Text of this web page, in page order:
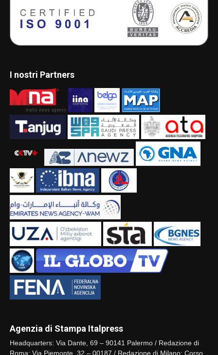
I nostri Partners
Agenzia di Stampa Italpress
Headquarters: Via Dante, 69 – 90141 Palermo / Redazione di
Roma: Via Piemonte, 32 – 00187 / Redazione di Milano: Corso